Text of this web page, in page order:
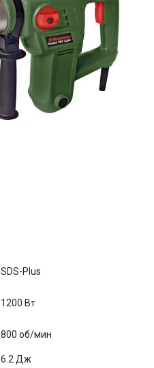
SDS-Plus
1200 Вт
800 об/мин
6.2 Дж